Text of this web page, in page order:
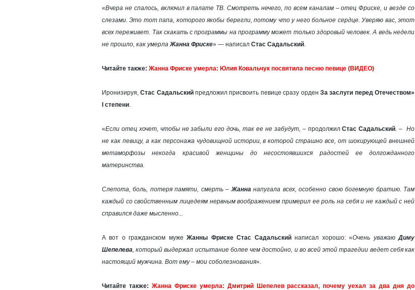
«Вчера не спалось, включил в палате ТВ. Смотреть нечего, по всем каналам – отец Фриске, и везде со
слезами. Это тот папа, которого якобы берегли, потому что у него больное сердце. Уверяю вас, этот
всех переживет. Так скакать с программы на программу может только здоровый человек. А ведь недели
не прошло, как умерла Жанна Фриске» — написал Стас Садальский
Читайте также: Жанна Фриске умерла: Юлия Ковальчук посвятила песню певице (ВИДЕО)
Иронизируя,Стас Садальскийпредложил присвоить певице сразу орден За заслуги перед Отечеством»
I степени
«Если отец хочет, чтобы не забыли его дочь, так ее не забудут, –продолжилСтас Садальский . – Но
не как певицу, а как персонажа чудовищной истории, в которой страшно все, от шокирующей внешней
метаморфозы некогда красивой женщины до несостоявшихся радостей ее долгожданного
материнства.
Слепота, боль, потеря памяти, смерть – Жаннанапугала всех, особенно свою богемную братию. Там
каждый со свойственным лицедеям нервным воображением примерил ее роль на себя и не каждый с ней
справился даже мысленно...
А вот о гражданском мужеЖанны Фриске Стас Садальскийнаписал хорошо: «Очень уважаюДиму
Шепелева , который выдержал испытание более чем достойно, и во всей этой трагедии ведет себя как
настоящий мужчина. Вот ему – мои соболезнования».
Читайте также: Жанна Фриске умерла: Дмитрий Шепелев рассказал, почему уехал за два дня до